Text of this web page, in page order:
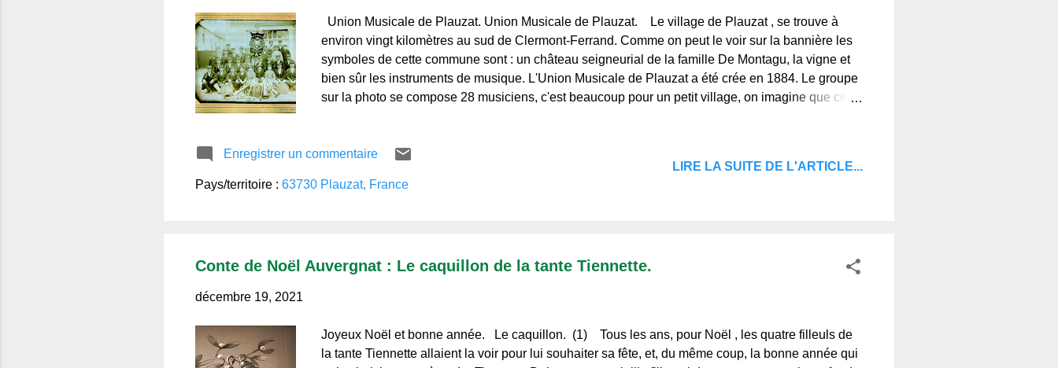
Union Musicale de Plauzat. Union Musicale de Plauzat. Le village de Plauzat , se trouve à
environ vingt kilomètres au sud de Clermont-Ferrand. Comme on peut le voir sur la bannière les
symboles de cette commune sont : un château seigneurial de la famille De Montagu, la vigne et
bien sûr les instruments de musique. L'Union Musicale de Plauzat a été crée en 1884. Le groupe
sur la photo se compose 28 musiciens, c'est beaucoup pour un petit village, on imagine que cette
saint-Pierre et une magnifique fontaine dite des Lions. Sources : texte et photos originales des
Albums Collections,© Regards et Vie d'Auvergne.fr. Merci de votre visite, et à bientôt. Regards et
Vie d'Auvergne, le blog de ceux qui l'aiment et de ceux qui ne la connaissent pas.
Enregistrer un commentaire
Pays/territoire : 63730 Plauzat, France
LIRE LA SUITE DE L'ARTICLE...
Conte de Noël Auvergnat : Le caquillon de la tante Tiennette.
décembre 19, 2021
Joyeux Noël et bonne année. Le caquillon. (1) Tous les ans, pour Noël , les quatre filleuls de
la tante Tiennette allaient la voir pour lui souhaiter sa fête, et, du même coup, la bonne année qui